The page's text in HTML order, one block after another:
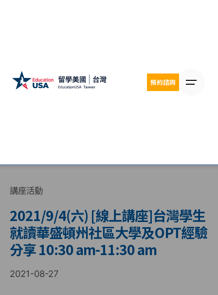
預約諮詢
講座活動
2021/9/4(六) [線上講座]台灣學生
就讀華盛頓州社區大學及OPT經驗
分享 10:30 am-11:30 am
2021-08-27